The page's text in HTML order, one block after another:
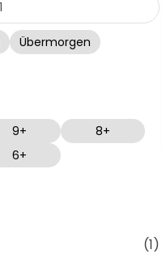
Übermorgen
9+
8+
6+
(1)